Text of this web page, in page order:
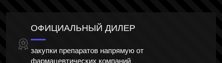
ОФИЦИАЛЬНЫЙ ДИЛЕР
закупки препаратов напрямую от
фармацевтических компаний